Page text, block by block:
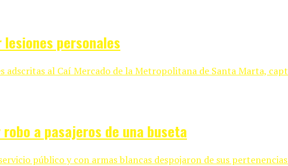
lesiones personales
adscritas al Caí Mercado de la Metropolitana de Santa Marta,
a pasajeros de una buseta
público y con armas blancas despojaron de sus